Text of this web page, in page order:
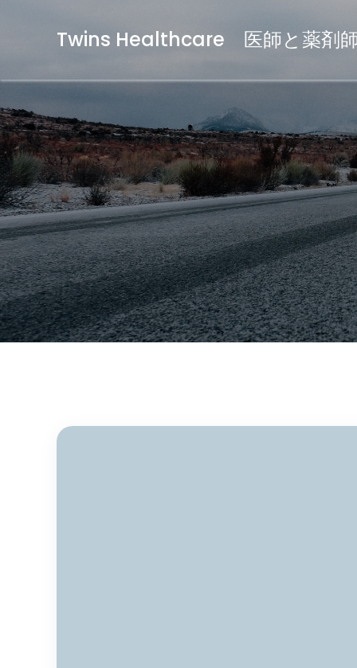
Twins Healthcare 医師と薬剤